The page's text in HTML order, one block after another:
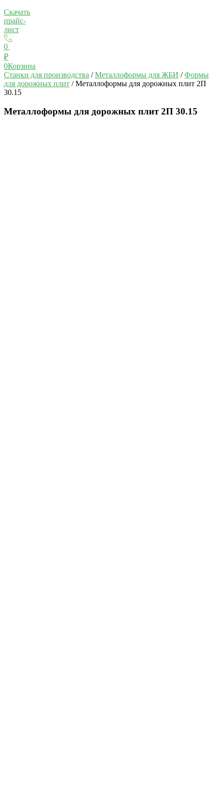
Скачать
прайс-
лист
0
₽
0Корзина
Станки для производства /Металлоформы для ЖБИ /Формы
для дорожных плит / Металлоформы для дорожных плит 2П
30.15
Металлоформы для дорожных плит 2П 30.15